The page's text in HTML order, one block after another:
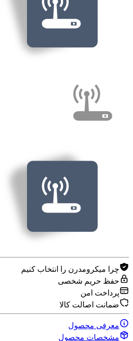
چرا میکرومدرن را انتخاب کنیم
حفظ حریم شخصی
پرداخت امن
ضمانت اصالت کالا
معرفی محصول
مشخصات محصول